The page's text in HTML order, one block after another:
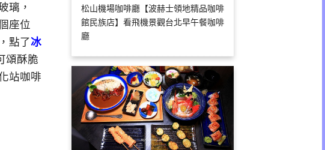
璃，
座位
點了冰
頌酥脆
站咖啡
松山機場咖啡廳【波赫士領地精品咖啡
館民族店】看飛機景觀台北早午餐咖啡
廳